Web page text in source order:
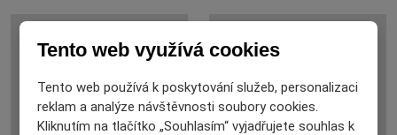
Tento web využívá cookies
Tento web používá k poskytování služeb, personalizaci
reklam a analýze návštěvnosti soubory cookies.
Kliknutím na tlačítko „Souhlasím“ vyjadřujete souhlas k